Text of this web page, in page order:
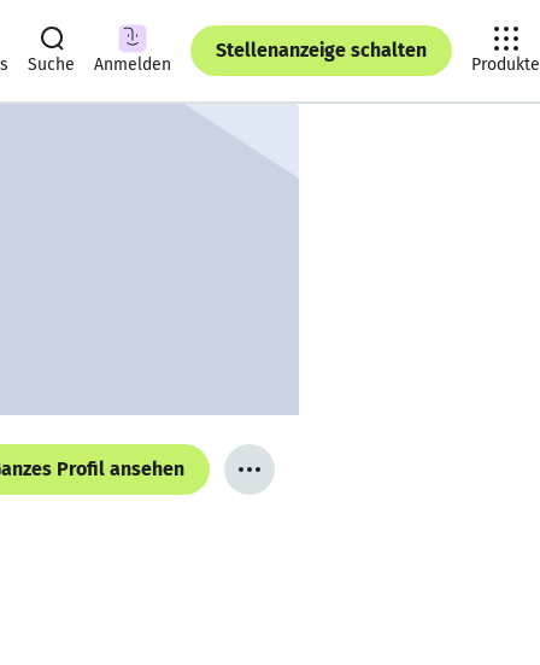
Suche Anmelden
Stellenanzeige schalten
Produkte
Profil ansehen